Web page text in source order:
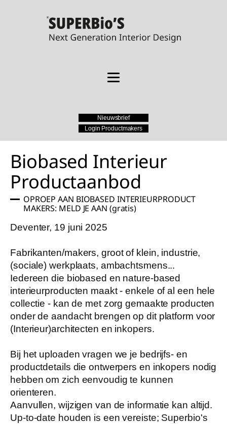
Nieuwsbrief
Login Productmakers
Biobased Interieur
Productaanbod
OPROEP AAN BIOBASED INTERIEURPRODUCT
MAKERS: MELD JE AAN (gratis)
Deventer, 19 juni 2025
Fabrikanten/makers, groot of klein, industrie,
(sociale) werkplaats, ambachtsmens...
Iedereen die biobased en nature-based
interieurproducten maakt - enkele of al een hele
collectie - kan de met zorg gemaakte producten
onder de aandacht brengen op dit platform voor
(Interieur)architecten en inkopers.
Bij het uploaden vragen we je bedrijfs- en
productdetails die ontwerpers en inkopers nodig
hebben om zich eenvoudig te kunnen
orienteren.
Aanvullen, wijzigen van de informatie kan altijd.
Up-to-date houden is een vereiste; Superbio's